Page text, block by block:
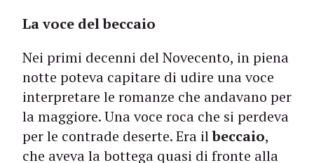
La voce del beccaio
Nei primi decenni del Novecento, in piena
notte poteva capitare di udire una voce
interpretare le romanze che andavano per
la maggiore. Una voce roca che si perdeva
per le contrade deserte. Era ilbeccaio,
che aveva la bottega quasi di fronte alla